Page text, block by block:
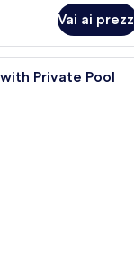
Vai ai
Villa 2
Private Pool